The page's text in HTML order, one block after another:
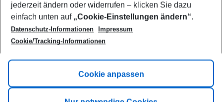
Footer
Footer navigation
Title A
Link A
jederzeit ändern oder widerrufen – klicken Sie dazu
einfach unten auf „Cookie-Einstellungen ändern“.
Datenschutz-Informationen
Impressum
Cookie/Tracking-Informationen
Cookie anpassen